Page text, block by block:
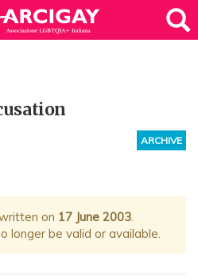
ARCHIVE
on 17 June 2003.
longer be valid or available.